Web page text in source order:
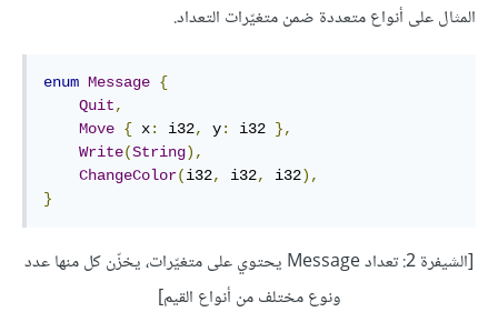
المثال على أنواع متعددة ضمن متغيّرات التعداد.
enum Message {
Quit,
Move { x: i32, y: i32 },
Write(String),
ChangeColor(i32, i32, i32),
}
[الشيفرة 2: تعداد Message يحتوي على متغيّرات، يخزّن كل منها عدد
ونوع مختلف من أنواع القيم]